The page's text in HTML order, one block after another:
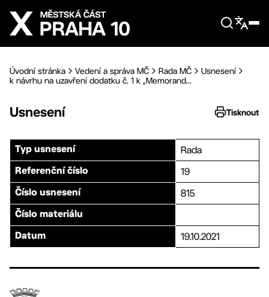
Přejít na hlavní obsah
Úvodní stránka Vedení a správa MČ Rada MČ
Usnesení
k návrhu na uzavření dodatku č. 1 k „Memorand...
Usnesení Tisknout
Typ usnesení Rada
Referenční číslo 19
Číslo usnesení 815
Číslo materiálu
Datum 19.10.2021